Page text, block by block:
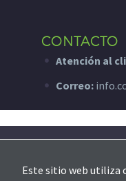
CONTACTO
Atención al
Correo:
Este sitio web utiliza